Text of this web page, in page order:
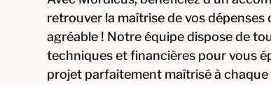
retrouver la maîtrise de vos dépenses
agréable ! Notre équipe dispose de
techniques et financières pour vous
projet parfaitement maîtrisé à chaque